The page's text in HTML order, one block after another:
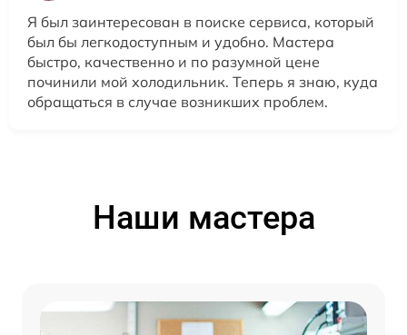
Я был заинтересован в поиске сервиса, который
был бы легкодоступным и удобно. Мастера
быстро, качественно и по разумной цене
починили мой холодильник. Теперь я знаю, куда
обращаться в случае возникших проблем.
Наши мастера